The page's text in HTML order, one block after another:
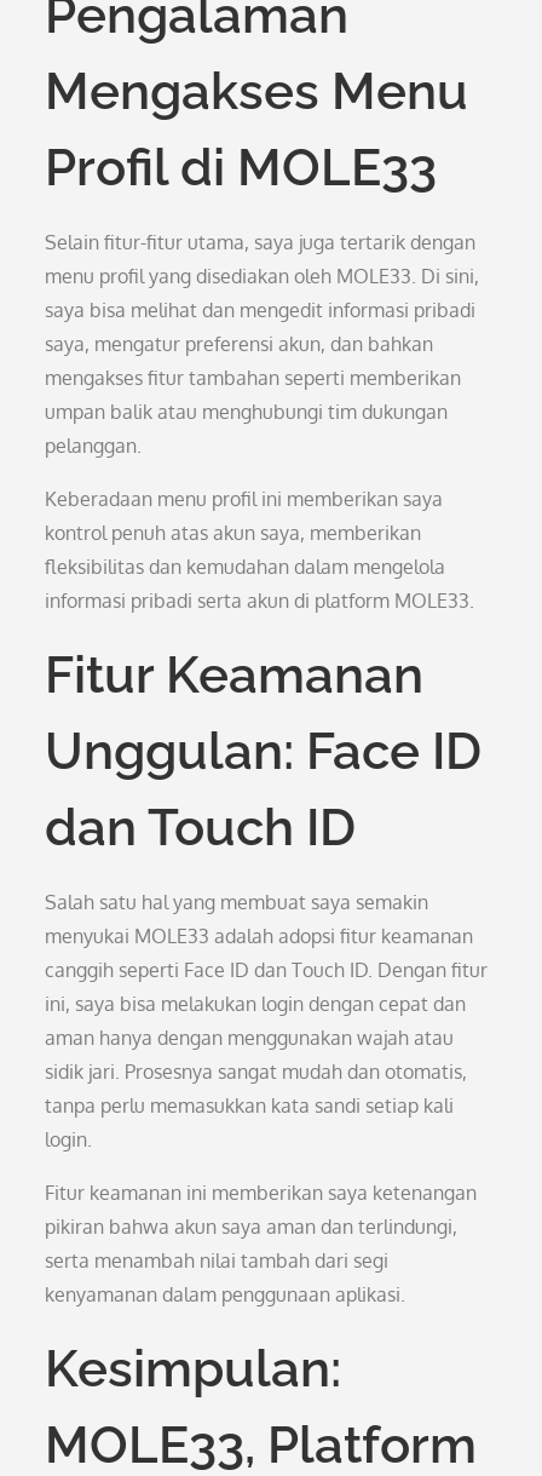
Pengalaman
Mengakses Menu
Profil di MOLE33
Selain fitur-fitur utama, saya juga tertarik dengan
menu profil yang disediakan oleh MOLE33. Di sini,
saya bisa melihat dan mengedit informasi pribadi
saya, mengatur preferensi akun, dan bahkan
mengakses fitur tambahan seperti memberikan
umpan balik atau menghubungi tim dukungan
pelanggan.
Keberadaan menu profil ini memberikan saya
kontrol penuh atas akun saya, memberikan
fleksibilitas dan kemudahan dalam mengelola
informasi pribadi serta akun di platform MOLE33.
Fitur Keamanan
Unggulan: Face ID
dan Touch ID
Salah satu hal yang membuat saya semakin
menyukai MOLE33 adalah adopsi fitur keamanan
canggih seperti Face ID dan Touch ID. Dengan fitur
ini, saya bisa melakukan login dengan cepat dan
aman hanya dengan menggunakan wajah atau
sidik jari. Prosesnya sangat mudah dan otomatis,
tanpa perlu memasukkan kata sandi setiap kali
login.
Fitur keamanan ini memberikan saya ketenangan
pikiran bahwa akun saya aman dan terlindungi,
serta menambah nilai tambah dari segi
kenyamanan dalam penggunaan aplikasi.
Kesimpulan:
MOLE33, Platform